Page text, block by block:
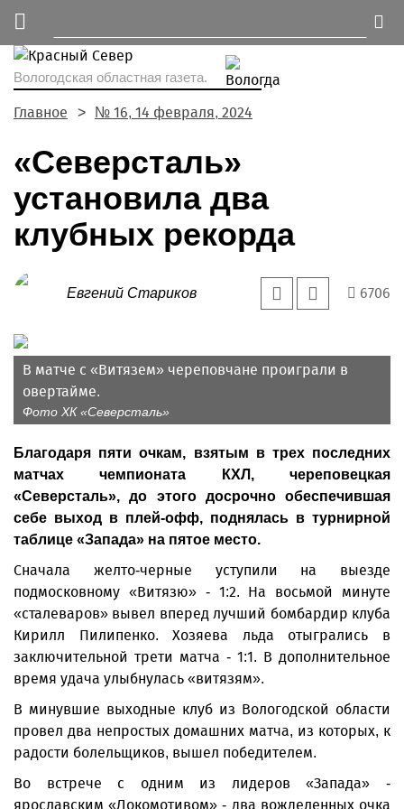
Вологодская областная газета.
Главное № 16, 14 февраля, 2024
«Северсталь»
установила два
клубных рекорда
Евгений Стариков 6706
В матче с «Витязем» череповчане проиграли в
овертайме.
Фото ХК «Северсталь»
Благодаря пяти очкам, взятым в трех последних
матчах чемпионата КХЛ, череповецкая
«Северсталь», до этого досрочно обеспечившая
себе выход в плей-офф, поднялась в турнирной
таблице «Запада» на пятое место.
Сначала желто-черные уступили на выезде
подмосковному «Витязю» - 1:2. На восьмой минуте
«сталеваров» вывел вперед лучший бомбардир клуба
Кирилл Пилипенко. Хозяева льда отыгрались в
заключительной трети матча - 1:1. В дополнительное
время удача улыбнулась «витязям».
В минувшие выходные клуб из Вологодской области
провел два непростых домашних матча, из которых, к
радости болельщиков, вышел победителем.
Во встрече с одним из лидеров «Запада» -
ярославским «Локомотивом» - два вожделенных очка